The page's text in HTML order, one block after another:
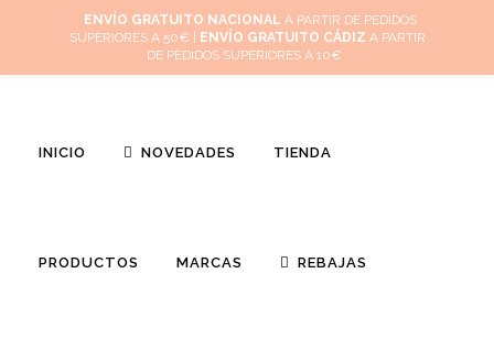
Mi cuenta Cuidado de tus joyas Conócenos Contacta
INICIO NOVEDADES TIENDA
PRODUCTOS MARCAS REBAJAS
ENVÍO GRATUITO NACIONAL A PARTIR DE PEDIDOS
SUPERIORES A 50€ |
ENVÍO GRATUITO CÁDIZ A PARTIR
DE PEDIDOS SUPERIORES A 10€